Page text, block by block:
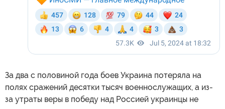
За два с половиной года боев Украина потеряла на
полях сражений десятки тысяч военнослужащих, а из-
за утраты веры в победу над Россией украинцы не